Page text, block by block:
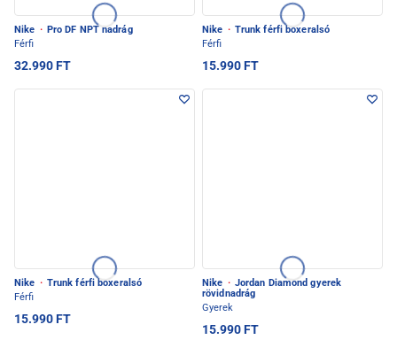
Nike · Pro DF NPT nadrág
Férfi
32.990 FT
Nike · Trunk férfi boxeralsó
Férfi
15.990 FT
Nike · Trunk férfi boxeralsó
Férfi
15.990 FT
Nike · Jordan Diamond gyerek
rövidnadrág
Gyerek
15.990 FT